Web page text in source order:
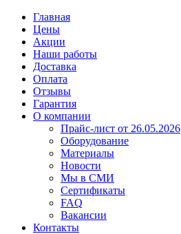
Главная
Цены
Акции
Наши работы
Доставка
Оплата
Отзывы
Гарантия
О компании
Прайс-лист от 26.05.2026
Оборудование
Материалы
Новости
Мы в СМИ
Сертификаты
FAQ
Вакансии
Контакты